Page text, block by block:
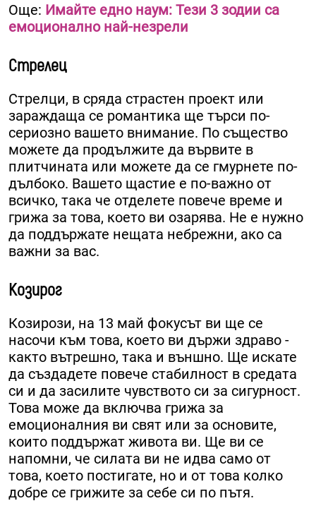
Още: Имайте едно наум: Тези 3 зодии са
емоционално най-незрели
Стрелец
Стрелци, в сряда страстен проект или
зараждаща се романтика ще търси по-
сериозно вашето внимание. По същество
можете да продължите да вървите в
плитчината или можете да се гмурнете по-
дълбоко. Вашето щастие е по-важно от
всичко, така че отделете повече време и
грижа за това, което ви озарява. Не е нужно
да поддържате нещата небрежни, ако са
важни за вас.
Козирог
Козирози, на 13 май фокусът ви ще се
насочи към това, което ви държи здраво -
както вътрешно, така и външно. Ще искате
да създадете повече стабилност в средата
си и да засилите чувството си за сигурност.
Това може да включва грижа за
емоционалния ви свят или за основите,
които поддържат живота ви. Ще ви се
напомни, че силата ви не идва само от
това, което постигате, но и от това колко
добре се грижите за себе си по пътя.